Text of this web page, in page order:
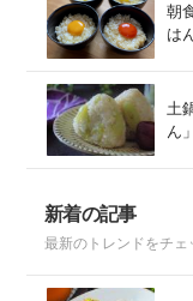
朝
は
土
ん
新着の記事
最新のトレンドをチェ